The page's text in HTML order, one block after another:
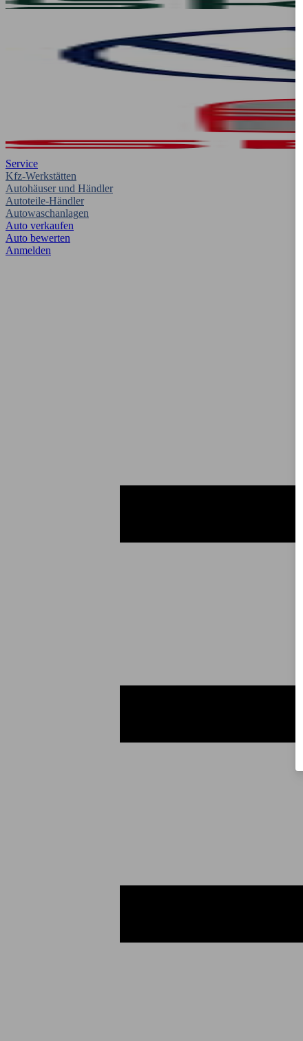
Service
Kfz-Werkstätten
Autohäuser und Händler
Autoteile-Händler
Autowaschanlagen
Auto verkaufen
Auto bewerten
Anmelden